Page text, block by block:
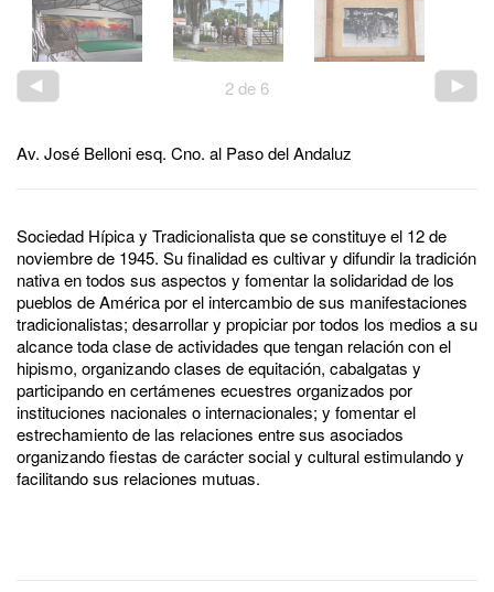
2de 6
Av. José Belloni esq. Cno. al Paso del Andaluz
Sociedad Hípica y Tradicionalista que se constituye el 12 de
noviembre de 1945. Su finalidad es cultivar y difundir la tradición
nativa en todos sus aspectos y fomentar la solidaridad de los
pueblos de América por el intercambio de sus manifestaciones
tradicionalistas; desarrollar y propiciar por todos los medios a su
alcance toda clase de actividades que tengan relación con el
hipismo, organizando clases de equitación, cabalgatas y
participando en certámenes ecuestres organizados por
instituciones nacionales o internacionales; y fomentar el
estrechamiento de las relaciones entre sus asociados
organizando fiestas de carácter social y cultural estimulando y
facilitando sus relaciones mutuas.